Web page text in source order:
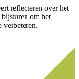
reflecteren over het
bijsturen om het
verbeteren.